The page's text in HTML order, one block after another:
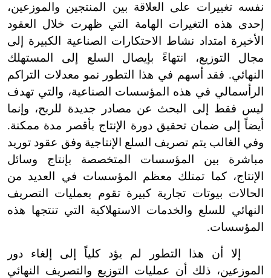
نفسه تغييرات على العلاقة بين المنتجين والموزعين،
إحدى هذه التغيرات الهامة التي ظهرت خلال العقود
الأخيرة امتداد نشاط الاحتكارات الصناعية الكبيرة إلى
مجال التوزيع، انتهاءً بإيصال السلع إلى المستهلك
النهائي. فقد أسهم في هذا التطور نمو معدلات التراكم
الرأسمالي في هذه المؤسسات الصناعية، والتي تهدف
ليس فقط إلى البحث عن مصادر جديدة للربح، وإنما
أيضاً إلى ضمان تحقيق دورة الإنتاج بأقصر مدة ممكنة.
وفي الغالب يتم تصريف السلع الإنتاجية وفق عقود توريد
مباشرة بين المؤسسات المتخصصة بإنتاج وسائل
الإنتاج، كما تمتلك معظم المؤسسات في العديد من
الحالات بيوتات تجارية كبيرة تقوم بعمليات التصريف
النهائي للسلع والخدمات الاستهلاكية التي تنتجها هذه
المؤسسات.
إلا أن هذا التطور لم يؤد كلياً إلى إلغاء دور
الموزعين، ذلك أن عمليات التوزيع والتصريف النهائي